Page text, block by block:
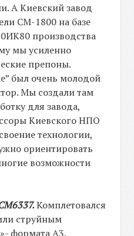
А Киевский завод
СМ-1800 на базе
производства
мы усиленно
препоны.
был очень молодой
Мы создали там
для завода,
Киевского НПО
технологии,
ориентировать
возможности
Комплетовался
струйным
формата А3.